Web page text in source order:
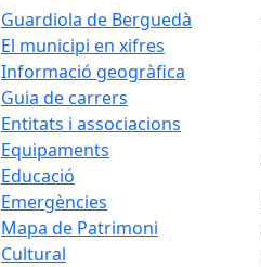
Guardiola de Berguedà
El municipi en xifres
Informació geogràfica
Guia de carrers
Entitats i associacions
Equipaments
Educació
Emergències
Mapa de Patrimoni
Cultural